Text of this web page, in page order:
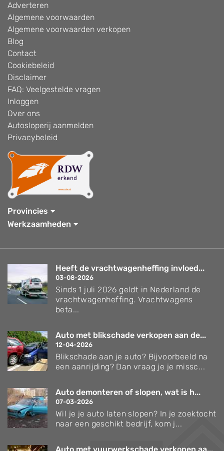
Adverteren
Algemene voorwaarden
Algemene voorwaarden verkopen
Blog
Contact
Cookiebeleid
Disclaimer
FAQ: Veelgestelde vragen
Inloggen
Over ons
Autosloperij aanmelden
Privacybeleid
Provincies
Werkzaamheden
Heeft de vrachtwagenheffing invloed...
03-08-2026
Sinds 1 juli 2026 geldt in Nederland de
vrachtwagenheffing. Vrachtwagens
beta...
Auto met blikschade verkopen aan de...
12-04-2026
Blikschade aan je auto? Bijvoorbeeld na
een aanrijding? Dan vraag je je missc...
Auto demonteren of slopen, wat is h...
07-03-2026
Wil je je auto laten slopen? In je zoektocht
naar een geschikt bedrijf, kom j...